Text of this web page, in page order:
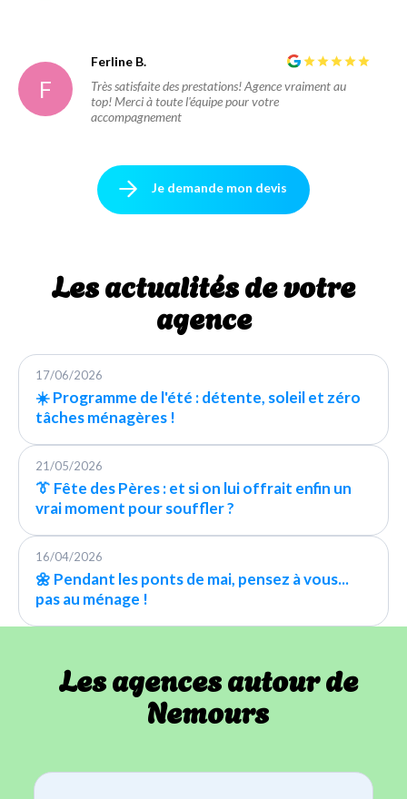
F
Ferline B.
Très satisfaite des prestations! Agence vraiment au
top! Merci à toute l'équipe pour votre
accompagnement
Je demande mon devis
Les actualités de votre
agence
17/06/2026
☀️ Programme de l'été : détente, soleil et zéro
tâches ménagères !
21/05/2026
👔 Fête des Pères : et si on lui offrait enfin un
vrai moment pour souffler ?
16/04/2026
🌼 Pendant les ponts de mai, pensez à vous...
pas au ménage !
Les agences autour de
Nemours